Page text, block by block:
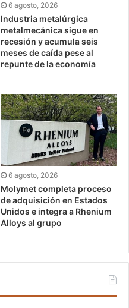
6 agosto, 2026
Industria metalúrgica
metalmecánica sigue en
recesión y acumula seis
meses de caída pese al
repunte de la economía
6 agosto, 2026
Molymet completa proceso
de adquisición en Estados
Unidos e integra a Rhenium
Alloys al grupo